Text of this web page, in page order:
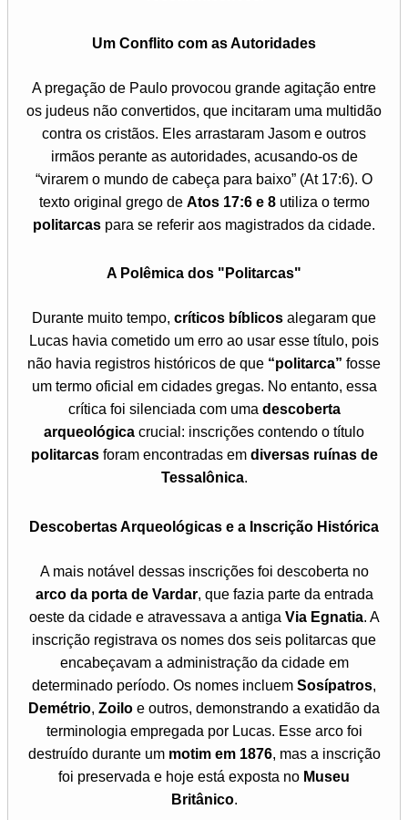
Um Conflito com as Autoridades
A pregação de Paulo provocou grande agitação entre
os judeus não convertidos, que incitaram uma multidão
contra os cristãos. Eles arrastaram Jasom e outros
irmãos perante as autoridades, acusando-os de
“virarem o mundo de cabeça para baixo” (At 17:6). O
texto original grego de Atos 17:6 e 8utiliza o termo
politarcas para se referir aos magistrados da cidade.
A Polêmica dos "Politarcas"
Durante muito tempo, críticos bíblicos alegaram que
Lucas havia cometido um erro ao usar esse título, pois
não havia registros históricos de que “politarca” fosse
um termo oficial em cidades gregas. No entanto, essa
crítica foi silenciada com uma descoberta
arqueológica crucial: inscrições contendo o título
politarcasforam encontradas em diversas ruínas de
Tessalônica.
Descobertas Arqueológicas e a Inscrição Histórica
A mais notável dessas inscrições foi descoberta no
arco da porta de Vardar, que fazia parte da entrada
oeste da cidade e atravessava a antiga Via Egnatia. A
inscrição registrava os nomes dos seis politarcas que
encabeçavam a administração da cidade em
determinado período. Os nomes incluem Sosípatros,
Demétrio, Zoilo e outros, demonstrando a exatidão da
terminologia empregada por Lucas. Esse arco foi
destruído durante um motim em 1876, mas a inscrição
foi preservada e hoje está exposta no Museu
Britânico.